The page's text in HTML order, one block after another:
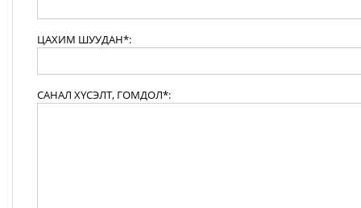
ЦАХИМ ШУУДАН*:
САНАЛ ХҮСЭЛТ, ГОМДОЛ*: